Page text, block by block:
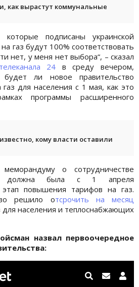
как вырастут коммунальные
которые подписаны украинской
газ будут 100% соответствовать
нет, у меня нет выбора“, – сказал
телеканала 24 в среду вечером,
ли новое правительство
для населения с 1 мая, как это
программы расширенного
кому власти оставили
о сотрудничестве
была с 1 апреля
повышения тарифов на газ.
решило отсрочить на месяц
населения и теплоснабжающих
назвал первоочередное